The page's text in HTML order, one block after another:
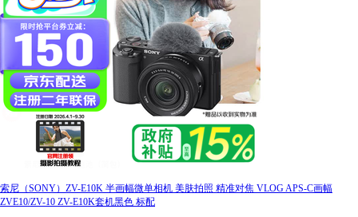
索尼（SONY）ZV-E10K 半画幅微单相机 美肤拍照 精准对焦 VLOG APS-C画幅
ZVE10/ZV-10 ZV-E10K套机黑色 标配